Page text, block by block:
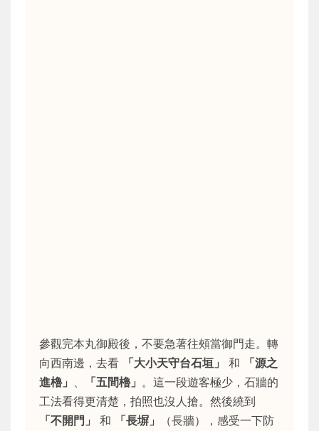
參觀完本丸御殿後，不要急著往頰當御門走。轉
向西南邊，去看
「大小天守台石垣」 和
「源之
進櫓」
「五間櫓」 。這一段遊客極少，石牆的
工法看得更清楚，拍照也沒人搶。然後繞到
「不開門」
和 「長塀」
（長牆），感受一下防